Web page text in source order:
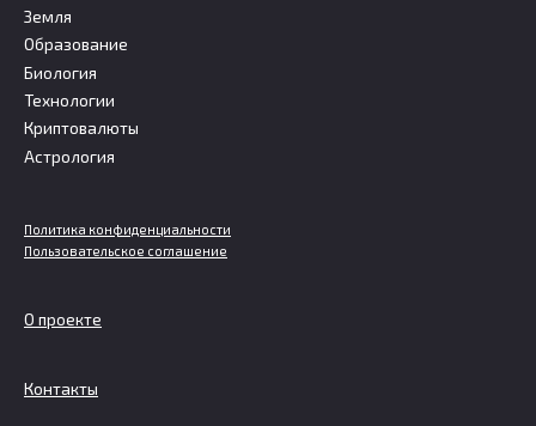
Земля
Образование
Биология
Технологии
Криптовалюты
Астрология
Политика конфиденциальности
Пользовательское соглашение
О проекте
Контакты